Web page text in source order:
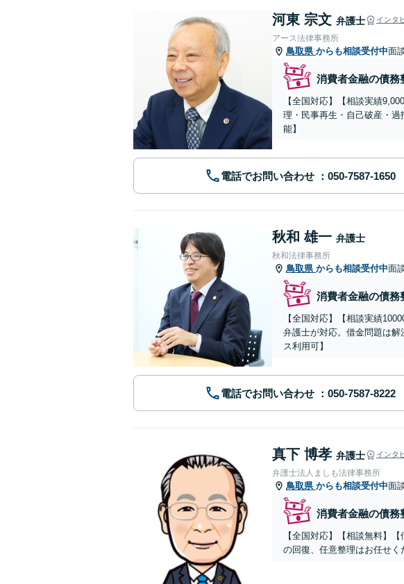
河東 宗文 弁護士 インタ
アース法律事務所
鳥取県 からも相談受付中面
消費者金融の債務
【全国対応】【相談実績
理・民事再生・自己破産・
能】
電話でお問い合わせ
秋和 雄一 弁護士
秋和法律事務所
鳥取県 からも相談受付中面
消費者金融の債務
【全国対応】【相談実績
弁護士が対応。借金問題は
ス利用可】
電話でお問い合わせ
真下 博孝 弁護士 インタ
弁護士法人ましも法律事務所
鳥取県 からも相談受付中面
消費者金融の債務
【全国対応】【相談無料】
の回復、任意整理はお任せく